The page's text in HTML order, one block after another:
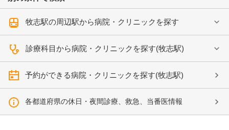
牧志駅の周辺駅から病院・クリニックを探す
診療科目から病院・クリニックを探す(牧志駅)
予約ができる病院・クリニックを探す(牧志駅)
各都道府県の休日・夜間診療、救急、当番医情報